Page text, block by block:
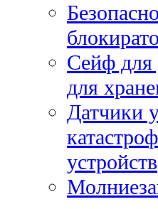
Сейф для
для
Датчики
устройств